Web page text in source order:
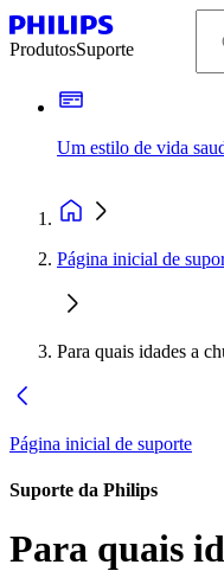
ProdutosSuporte
Um estilo de vida
Página inicial de
Para quais idades a
Página inicial de suporte
Suporte da Philips
Para quais